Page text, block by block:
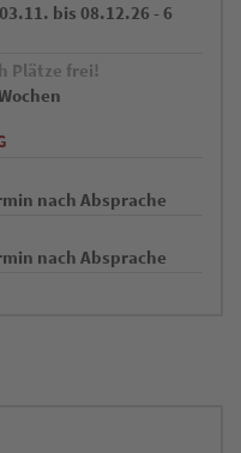
bis 08.12.26 - 6
Plätze frei!
nach Absprache
nach Absprache